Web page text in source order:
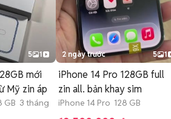
5 1
mới
Mỹ zin áp
GB 3 tháng
2 ngày trước 5 1
iPhone 14 Pro 128GB full
zin all. bản khay sim
iPhone 14 Pro 128 GB